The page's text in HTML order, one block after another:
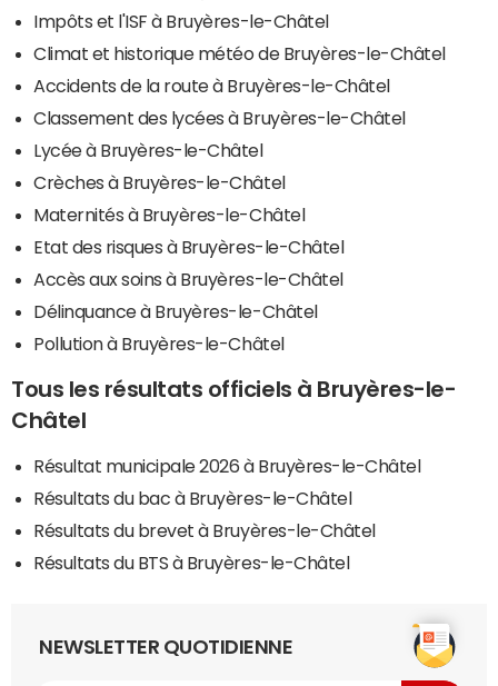
Impôts et l'ISF à Bruyères-le-Châtel
Climat et historique météo de Bruyères-le-Châtel
Accidents de la route à Bruyères-le-Châtel
Classement des lycées à Bruyères-le-Châtel
Lycée à Bruyères-le-Châtel
Crèches à Bruyères-le-Châtel
Maternités à Bruyères-le-Châtel
Etat des risques à Bruyères-le-Châtel
Accès aux soins à Bruyères-le-Châtel
Délinquance à Bruyères-le-Châtel
Pollution à Bruyères-le-Châtel
Tous les résultats officiels à Bruyères-le-
Châtel
Résultat municipale 2026 à Bruyères-le-Châtel
Résultats du bac à Bruyères-le-Châtel
Résultats du brevet à Bruyères-le-Châtel
Résultats du BTS à Bruyères-le-Châtel
NEWSLETTER QUOTIDIENNE